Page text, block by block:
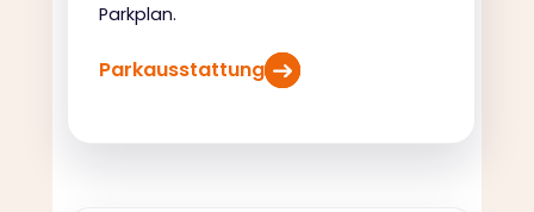
Parkplan.
Parkausstattung